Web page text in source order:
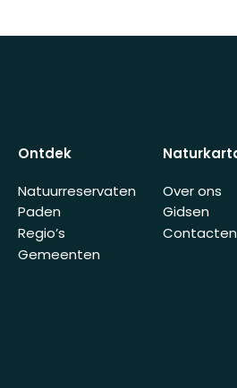
Ontdek
Natuurreservaten
Paden
Regio’s
Gemeenten
Over ons
Gidsen
Contacten